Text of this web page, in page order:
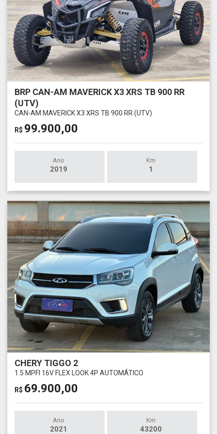
BRP CAN-AM MAVERICK X3 XRS TB 900 RR
(UTV)
CAN-AM MAVERICK X3 XRS TB 900 RR (UTV)
R$ 99.900,00
Ano
2019
Km
1
CHERY TIGGO 2
1.5 MPFI 16V FLEX LOOK 4P AUTOMÁTICO
R$ 69.900,00
Ano
2021
Km
43200